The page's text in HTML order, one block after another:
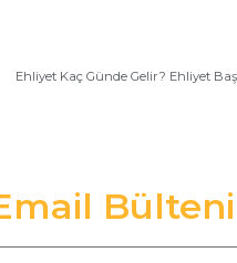
Ehliyet Kaç Günde Gelir? Ehliyet
Bülteni